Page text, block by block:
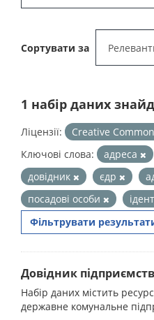
Сортувати за
1 набір даних
Ліцензії:
Creative
Ключові слова:
адреса
довідник
єдр
посадові особи
Фільтрувати
Довідник
Набір даних містить
державне комунальне